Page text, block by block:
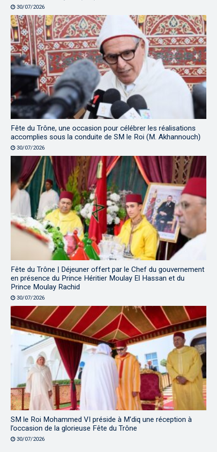
30/07/2026
Fête du Trône, une occasion pour célébrer les réalisations
accomplies sous la conduite de SM le Roi (M. Akhannouch)
30/07/2026
Fête du Trône | Déjeuner offert par le Chef du gouvernement
en présence du Prince Héritier Moulay El Hassan et du
Prince Moulay Rachid
30/07/2026
SM le Roi Mohammed VI préside à M’diq une réception à
l’occasion de la glorieuse Fête du Trône
30/07/2026